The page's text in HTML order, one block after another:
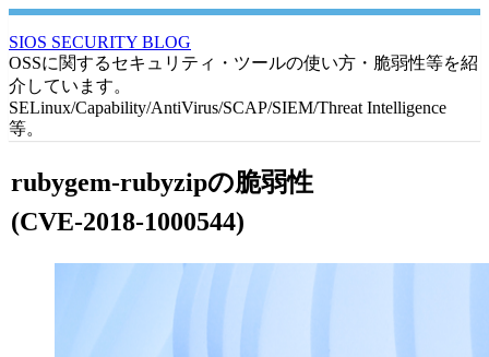
SIOS SECURITY BLOG
OSSに関するセキュリティ・ツールの使い方・脆弱性等を紹
介しています。
SELinux/Capability/AntiVirus/SCAP/SIEM/Threat Intelligence
等。
rubygem-rubyzipの脆弱性
(CVE-2018-1000544)